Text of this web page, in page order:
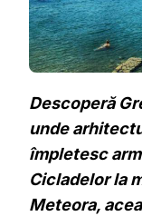
Descoperă
unde
împletesc
Cicladelor la
Meteora,